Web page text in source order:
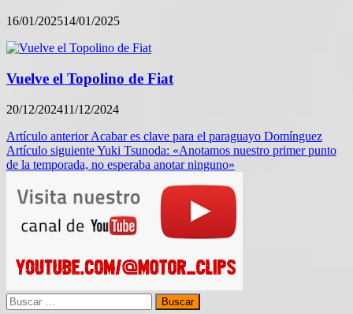
16/01/202514/01/2025
Vuelve el Topolino de Fiat
20/12/202411/12/2024
Navegación
de
Artículo anterior Acabar es clave para el paraguayo Domínguez
Artículo siguienteYuki Tsunoda: «Anotamos nuestro primer punto
de la temporada, no esperaba anotar ninguno»
Buscar: